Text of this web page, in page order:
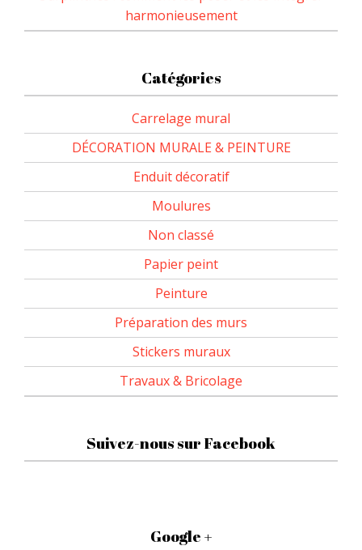
harmonieusement
Catégories
Carrelage mural
DÉCORATION MURALE & PEINTURE
Enduit décoratif
Moulures
Non classé
Papier peint
Peinture
Préparation des murs
Stickers muraux
Travaux & Bricolage
Suivez-nous sur Facebook
Google +